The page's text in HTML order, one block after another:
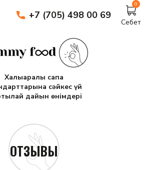
+7 (705) 498 00 69
0
Себет
Халықаралық сапа
сәйкес үй
дайын өнімдері
ОТЗЫВЫ